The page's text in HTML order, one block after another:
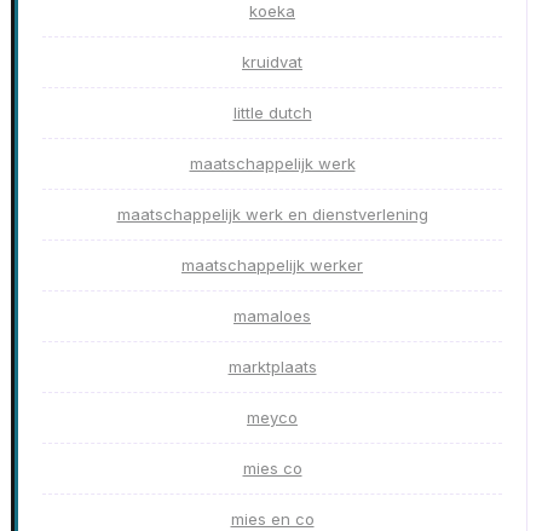
koeka
kruidvat
little dutch
maatschappelijk werk
maatschappelijk werk en dienstverlening
maatschappelijk werker
mamaloes
marktplaats
meyco
mies co
mies en co